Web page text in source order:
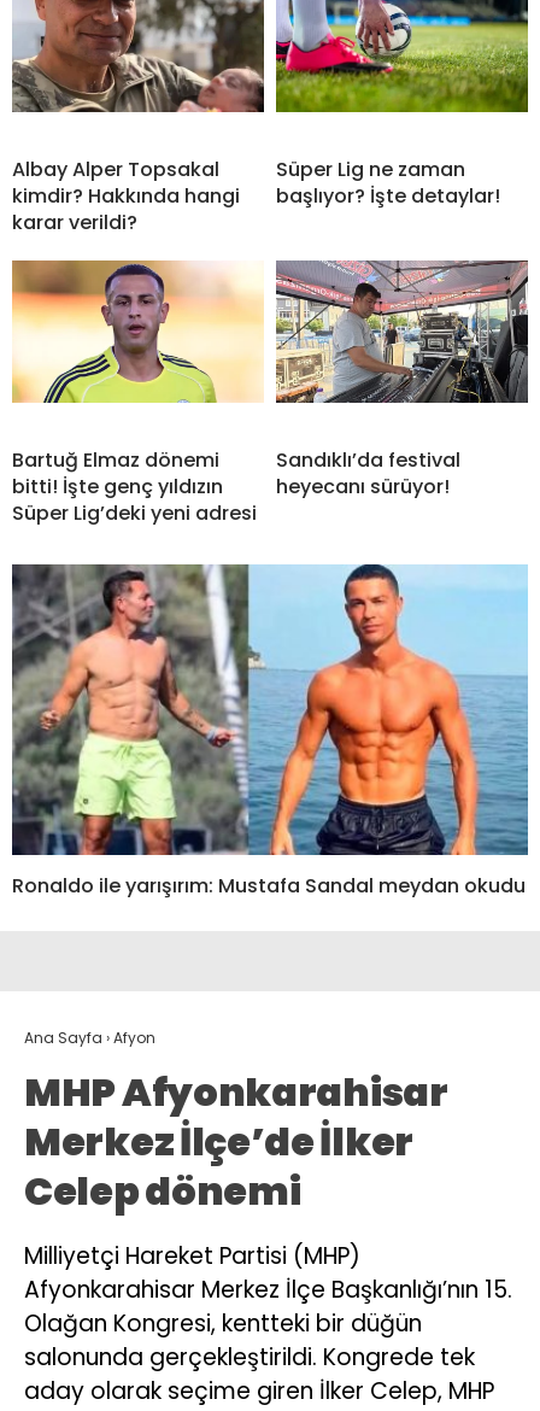
Albay Alper Topsakal
kimdir? Hakkında hangi
karar verildi?
Süper Lig ne zaman
başlıyor? İşte detaylar!
Bartuğ Elmaz dönemi
bitti! İşte genç yıldızın
Süper Lig’deki yeni adresi
Sandıklı’da festival
heyecanı sürüyor!
Ronaldo ile yarışırım: Mustafa Sandal meydan okudu
Ana Sayfa ›Afyon
MHP Afyonkarahisar
Merkez İlçe’de İlker
Celep dönemi
Milliyetçi Hareket Partisi (MHP)
Afyonkarahisar Merkez İlçe Başkanlığı’nın 15.
Olağan Kongresi, kentteki bir düğün
salonunda gerçekleştirildi. Kongrede tek
aday olarak seçime giren İlker Celep, MHP